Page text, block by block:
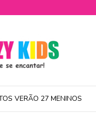
VERÃO 27 MENINOS